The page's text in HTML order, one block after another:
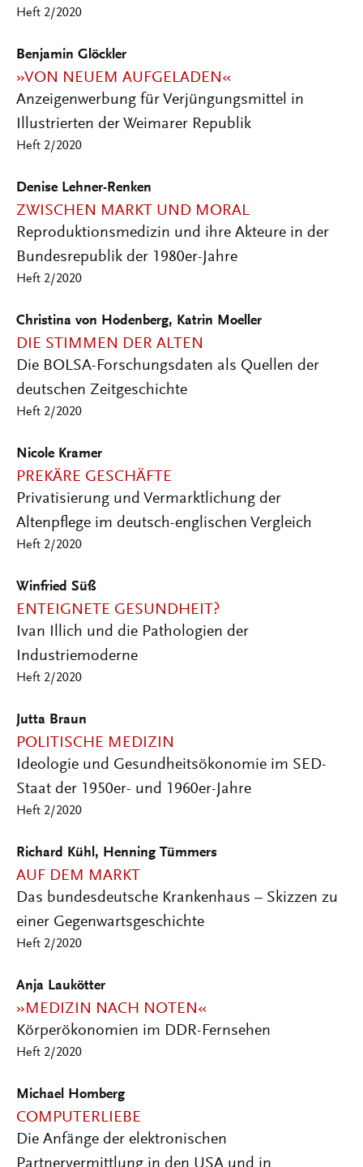
Heft 2/2020
Benjamin Glöckler
»VON NEUEM AUFGELADEN«
Anzeigenwerbung für Verjüngungsmittel in
Illustrierten der Weimarer Republik
Heft 2/2020
Denise Lehner-Renken
ZWISCHEN MARKT UND MORAL
Reproduktionsmedizin und ihre Akteure in der
Bundesrepublik der 1980er-Jahre
Heft 2/2020
Christina von Hodenberg, Katrin Moeller
DIE STIMMEN DER ALTEN
Die BOLSA-Forschungsdaten als Quellen der
deutschen Zeitgeschichte
Heft 2/2020
Nicole Kramer
PREKÄRE GESCHÄFTE
Privatisierung und Vermarktlichung der
Altenpflege im deutsch-englischen Vergleich
Heft 2/2020
Winfried Süß
ENTEIGNETE GESUNDHEIT?
Ivan Illich und die Pathologien der
Industriemoderne
Heft 2/2020
Jutta Braun
POLITISCHE MEDIZIN
Ideologie und Gesundheitsökonomie im SED-
Staat der 1950er- und 1960er-Jahre
Heft 2/2020
Richard Kühl, Henning Tümmers
AUF DEM MARKT
Das bundesdeutsche Krankenhaus – Skizzen zu
einer Gegenwartsgeschichte
Heft 2/2020
Anja Laukötter
»MEDIZIN NACH NOTEN«
Körperökonomien im DDR-Fernsehen
Heft 2/2020
Michael Homberg
COMPUTERLIEBE
Die Anfänge der elektronischen
Partnervermittlung in den USA und in